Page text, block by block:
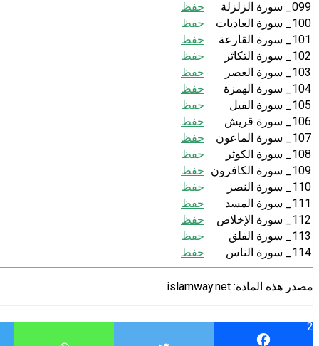
099_ سورة الزلزلة
حفظ
100_ سورة العاديات
حفظ
101_ سورة القارعة
حفظ
102_ سورة التكاثر
حفظ
103_ سورة العصر
حفظ
104_ سورة الهمزة
حفظ
105_ سورة الفيل
حفظ
106_ سورة قريش
حفظ
107_ سورة الماعون
حفظ
108_ سورة الكوثر
حفظ
109_ سورة الكافرون
حفظ
110_ سورة النصر
حفظ
111_ سورة المسد
حفظ
112_ سورة الإخلاص
حفظ
113_ سورة الفلق
حفظ
114_ سورة الناس
حفظ
مصدر هذه المادة: islamway.net
2